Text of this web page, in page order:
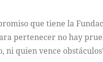
que tiene la
pertenecer no hay
ni quien vence